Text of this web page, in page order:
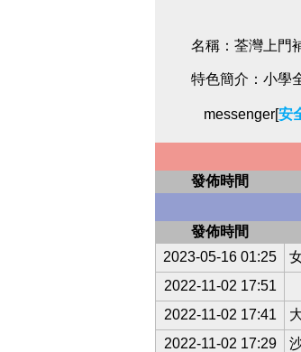
名稱：荃灣上門
特色簡介：小學
messenger[安
發佈時間
發佈時間
2023-05-16 01:25
2022-11-02 17:51
2022-11-02 17:41
2022-11-02 17:29